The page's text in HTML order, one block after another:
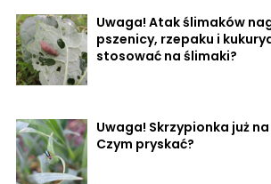
Uwaga! Atak ślimaków
pszenicy, rzepaku i
stosować na ślimaki?
Uwaga! Skrzypionka już
Czym pryskać?